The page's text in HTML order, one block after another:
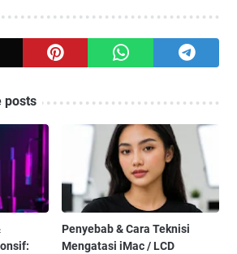
posts
Penyebab & Cara Teknisi
Mengatasi iMac / LCD